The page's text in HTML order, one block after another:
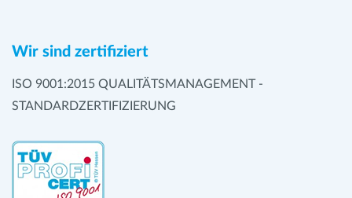
Wir sind zertifiziert
ISO 9001:2015 QUALITÄTSMANAGEMENT -
STANDARDZERTIFIZIERUNG